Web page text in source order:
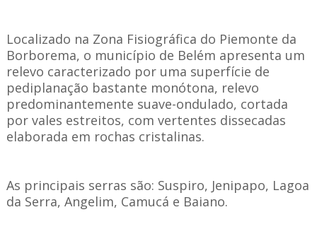
Localizado na Zona Fisiográfica do Piemonte da
Borborema, o município de Belém apresenta um
relevo caracterizado por uma superfície de
pediplanação bastante monótona, relevo
predominantemente suave-ondulado, cortada
por vales estreitos, com vertentes dissecadas
elaborada em rochas cristalinas.
As principais serras são: Suspiro, Jenipapo, Lagoa
da Serra, Angelim, Camucá e Baiano.